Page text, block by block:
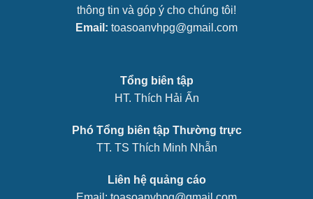
thông tin và góp ý cho chúng tôi!
Email: toasoanvhpg@gmail.com
Tổng biên tập
HT. Thích Hải Ấn
Phó Tổng biên tập Thường trực
TT. TS Thích Minh Nhẫn
Liên hệ quảng cáo